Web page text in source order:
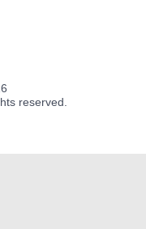
reserved.